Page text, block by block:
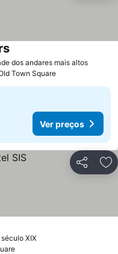
dos andares mais altos
Town Square
Ver preços
Partilhar
XIX